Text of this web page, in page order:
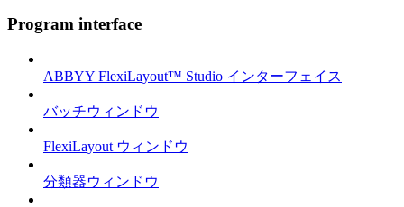
Program interface
ABBYY FlexiLayout™ Studio インターフェイス
バッチウィンドウ
FlexiLayout ウィンドウ
分類器ウィンドウ